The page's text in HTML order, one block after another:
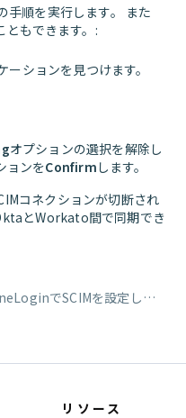
手順を実行します。 また
ともできます。:
ションを見つけます。
オプションの選択を解除し
ョンをConfirm します。
コネクションが切断され
とWorkato間で同期でき
OneLoginでSCIMを設定して使用
リソース